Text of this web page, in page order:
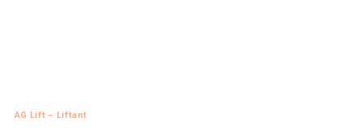
AG Lift – Liftant